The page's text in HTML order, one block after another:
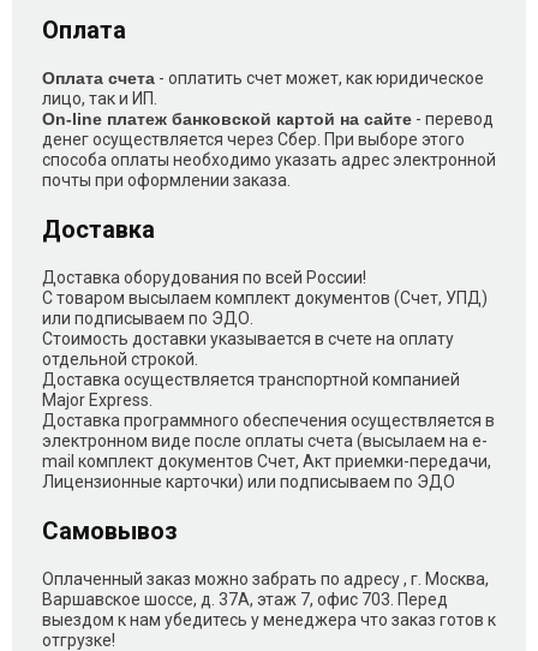
Оплата
Оплата счета - оплатить счет может, как юридическое
лицо, так и ИП.
On-line платеж банковской картой на сайте - перевод
денег осуществляется через Сбер. При выборе этого
способа оплаты необходимо указать адрес электронной
почты при оформлении заказа.
Доставка
Доставка оборудования по всей России!
С товаром высылаем комплект документов (Счет, УПД)
или подписываем по ЭДО.
Стоимость доставки указывается в счете на оплату
отдельной строкой.
Доставка осуществляется транспортной компанией
Major Express.
Доставка программного обеспечения осуществляется в
электронном виде после оплаты счета (высылаем на e-
mail комплект документов Счет, Акт приемки-передачи,
Лицензионные карточки) или подписываем по ЭДО
Самовывоз
Оплаченный заказ можно забрать по адресу , г. Москва,
Варшавское шоссе, д. 37А, этаж 7, офис 703. Перед
выездом к нам убедитесь у менеджера что заказ готов к
отгрузке!